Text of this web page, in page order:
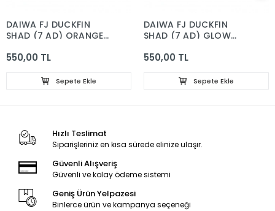
DAIWA FJ DUCKFIN
SHAD (7 AD) ORANGE
550,00 TL
Sepete Ekle
DAIWA FJ DUCKFIN
SHAD (7 AD) GLOW
550,00 TL
Sepete Ekle
Hızlı Teslimat
Siparişleriniz en kısa sürede elinize ulaşır.
Güvenli Alışveriş
Güvenli ve kolay ödeme sistemi
Geniş Ürün Yelpazesi
Binlerce ürün ve kampanya seçeneği